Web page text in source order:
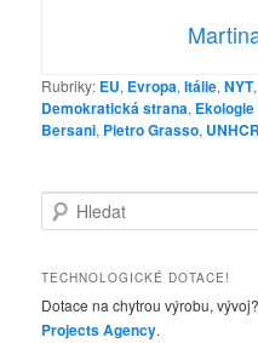
Rubriky: EU, Evropa,Itálie,NYT,
Demokratická strana,
Bersani, Pietro Grasso, UNHCR
l
d
t
TECHNOLOGICKÉ DOTACE!
Dotace na chytrou výrobu,
Projects Agency.